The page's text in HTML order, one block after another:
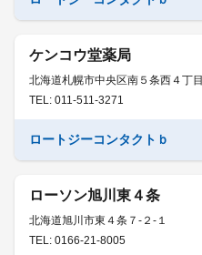
ケンコウ堂薬局
北海道札幌市中央区南５条西４丁目
TEL: 011-511-3271
ロートジーコンタクトｂ
ローソン旭川東４条
北海道旭川市東４条７-２-１
TEL: 0166-21-8005